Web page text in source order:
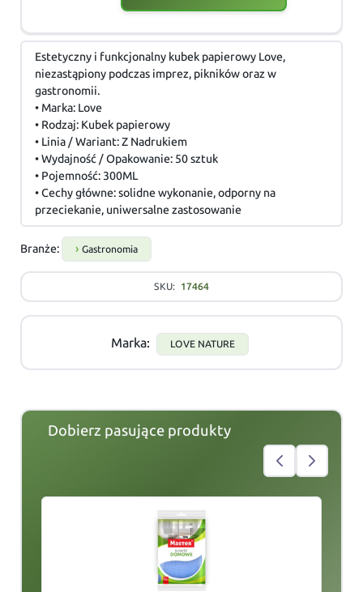
Estetyczny i funkcjonalny kubek papierowy Love,
niezastąpiony podczas imprez, pikników oraz w
gastronomii.
• Marka: Love
• Rodzaj: Kubek papierowy
• Linia / Wariant: Z Nadrukiem
• Wydajność / Opakowanie: 50 sztuk
• Pojemność: 300ML
• Cechy główne: solidne wykonanie, odporny na
przeciekanie, uniwersalne zastosowanie
Branże: Gastronomia
SKU: 17464
Marka: LOVE NATURE
Dobierz pasujące produkty
slide